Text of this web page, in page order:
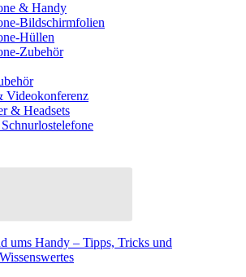
& Handy
Bildschirmfolien
Hüllen
Zubehör
Videokonferenz
& Headsets
ums Handy – Tipps, Tricks und